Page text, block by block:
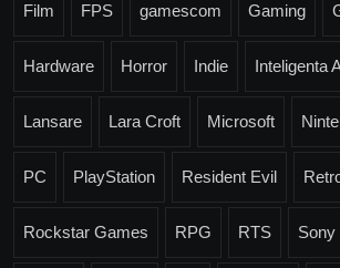
Film FPS gamescom Gaming
Hardware Horror Indie Inteligenta
Lansare Lara Croft Microsoft
PC PlayStation Resident Evil
Rockstar Games RPG RTS Sony